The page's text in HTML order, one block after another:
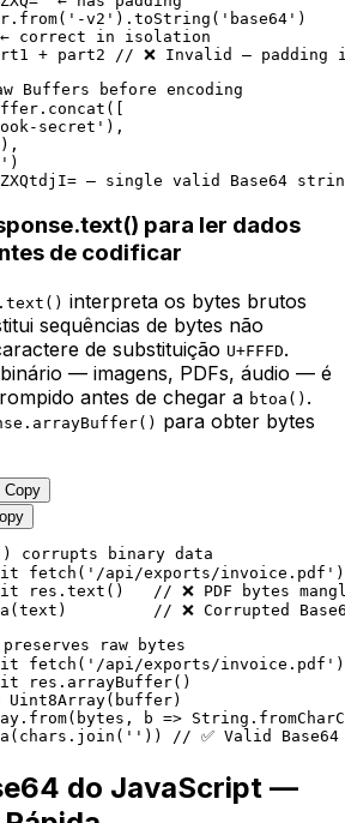
v2').toString('base64')
in isolation
+ part2 // ❌ Invalid — padding
Buffers before encoding
secret'),
— single valid Base64
para ler dados
de codificar
interpreta os bytes brutos
sequências de bytes não
de substituição U+FFFD.
— imagens, PDFs, áudio — é
antes de chegar a btoa() .
para obter bytes
Copy
corrupts binary data
fetch('/api/exports/invoice.pdf')
res.text()   // ❌ PDF bytes
// ❌ Corrupted
raw bytes
fetch('/api/exports/invoice.pdf')
res.arrayBuffer()
Uint8Array(buffer)
b =>
// ✅ Valid Base64
do JavaScript —